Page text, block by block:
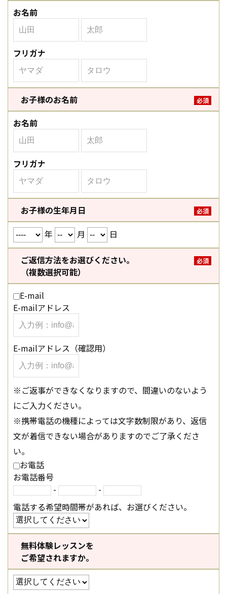
お名前
フリガナ
お子様のお名前 必須
お名前
フリガナ
お子様の生年月日 必須
年 月 日
ご返信方法をお選びください。
（複数選択可能）
必須
E-mail
E-mailアドレス
E-mailアドレス（確認用）
※ご返事ができなくなりますので、間違いのないよう
にご入力ください。
※携帯電話の機種によっては文字数制限があり、返信
文が着信できない場合がありますのでご了承くださ
い。
お電話
お電話番号
-
-
電話する希望時間帯があれば、お選びください。
無料体験レッスンを
ご希望されますか。